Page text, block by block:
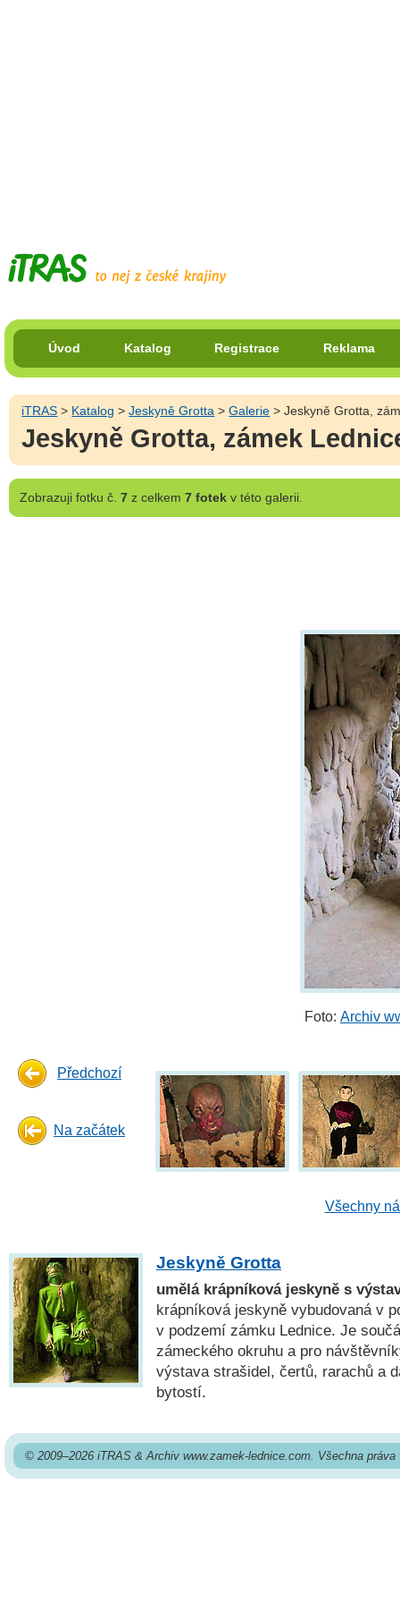
Úvod Katalog Registrace Reklama
iTRAS > Katalog >Jeskyně Grotta >Galerie > Jeskyně Grotta,
Jeskyně Grotta, zámek
Zobrazujifotku č. 7z celkem 7 fotekv této galerii.
Foto: Archiv
Předchozí
Na začátek
Všechny
Jeskyně Grotta
umělá krápníková jeskyně s
krápníková jeskyně vybudovaná v
v podzemí zámku Lednice. Je
zámeckého okruhu a pro
výstava strašidel, čertů, rarachů a
bytostí.
© 2009–2026 iTRAS & Archiv www.zamek-lednice.com. Všechna práva